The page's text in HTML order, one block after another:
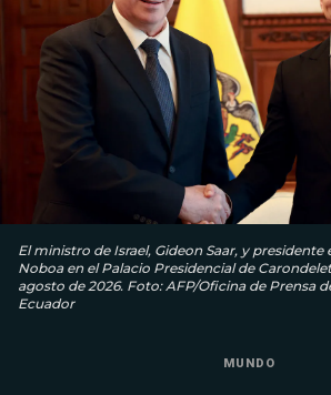
El ministro de Israel, Gideon Saar, y
Noboa en el Palacio Presidencial de
agosto de 2026. Foto: AFP/Oficina de Prensa
Ecuador
MUNDO